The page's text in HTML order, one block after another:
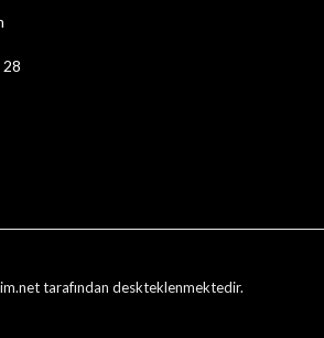
tarafından deskteklenmektedir.